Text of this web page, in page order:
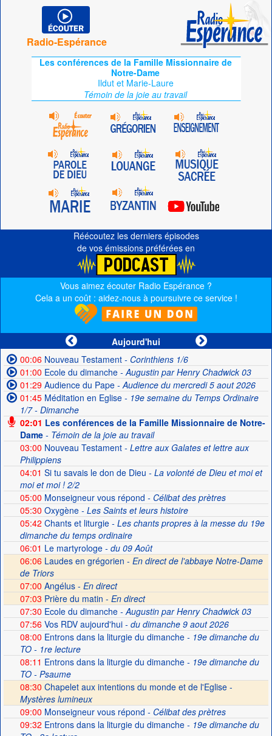
Radio-Espérance
Les conférences de la Famille Missionnaire de
Notre-Dame
Ildut et Marie-Laure
Témoin de la joie au travail
Réécoutez les derniers épisodes
de vos émissions préférées en
Vous aimez écouter Radio Espérance ?
Cela a un coût : aidez-nous à poursuivre ce service !
Aujourd'hui
00:06Nouveau Testament- Corinthiens 1/6
01:00 Ecole du dimanche- Augustin par Henry Chadwick 03
01:29Audience du Pape- Audience du mercredi 5 aout 2026
01:45Méditation en Eglise- 19e semaine du Temps Ordinaire
1/7 - Dimanche
02:01 Les conférences de la Famille Missionnaire de Notre-
Dame- Témoin de la joie au travail
03:00 Nouveau Testament- Lettre aux Galates et lettre aux
Philippiens
04:01 Si tu savais le don de Dieu - La volonté de Dieu et moi et
moi et moi ! 2/2
05:00 Monseigneur vous répond - Célibat des prètres
05:30 Oxygène- Les Saints et leurs histoire
05:42 Chants et liturgie- Les chants propres à la messe du 19e
dimanche du temps ordinaire
06:01 Le martyrologe- du 09 Août
06:06 Laudes en grégorien - En direct de l'abbaye Notre-Dame
de Triors
07:00 Angélus - En direct
07:03 Prière du matin - En direct
07:30 Ecole du dimanche- Augustin par Henry Chadwick 03
07:56Vos RDV aujourd'hui- du dimanche 9 aout 2026
08:00 Entrons dans la liturgie du dimanche- 19e dimanche du
TO - 1re lecture
08:11 Entrons dans la liturgie du dimanche- 19e dimanche du
TO - Psaume
08:30 Chapelet aux intentions du monde et de l'Eglise -
Mystères lumineux
09:00 Monseigneur vous répond - Célibat des prètres
09:32 Entrons dans la liturgie du dimanche- 19e dimanche du